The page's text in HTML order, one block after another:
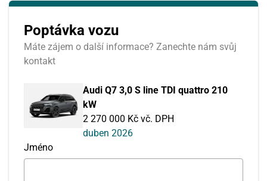
Poptávka vozu
Máte zájem o další informace? Zanechte nám svůj
kontakt
Audi Q7 3,0 S line TDI quattro 210
kW
2 270 000 Kč vč. DPH
duben 2026
Jméno